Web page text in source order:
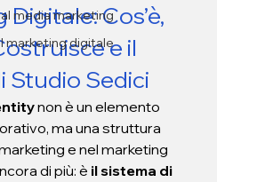
media marketing
marketing digitale
Cos’è,
e il
Studio Sedici
non è un elemento
ma una struttura
e nel marketing
di più: è il sistema di